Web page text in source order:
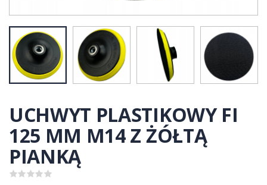
UCHWYT PLASTIKOWY FI
125 MM M14 Z ŻÓŁTĄ
PIANKĄ